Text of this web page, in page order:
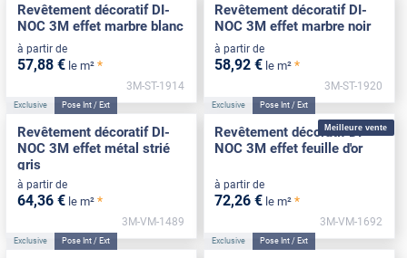
Revêtement décoratif DI-
NOC 3M effet marbre blanc
à partir de
57,88 € le m² *
3M-ST-1914
Revêtement décoratif DI-
NOC 3M effet marbre noir
à partir de
58,92 € le m² *
3M-ST-1920
Exclusive Pose Int / Ext
Revêtement décoratif DI-
NOC 3M effet métal strié
gris
à partir de
64,36 € le m² *
3M-VM-1489
Meilleure vente
Exclusive Pose Int / Ext
Revêtement décoratif DI-
NOC 3M effet feuille d'or
à partir de
72,26 € le m² *
3M-VM-1692
Exclusive Pose Int / Ext Exclusive Pose Int / Ext